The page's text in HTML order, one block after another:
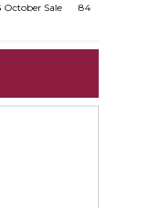
October Sale
84